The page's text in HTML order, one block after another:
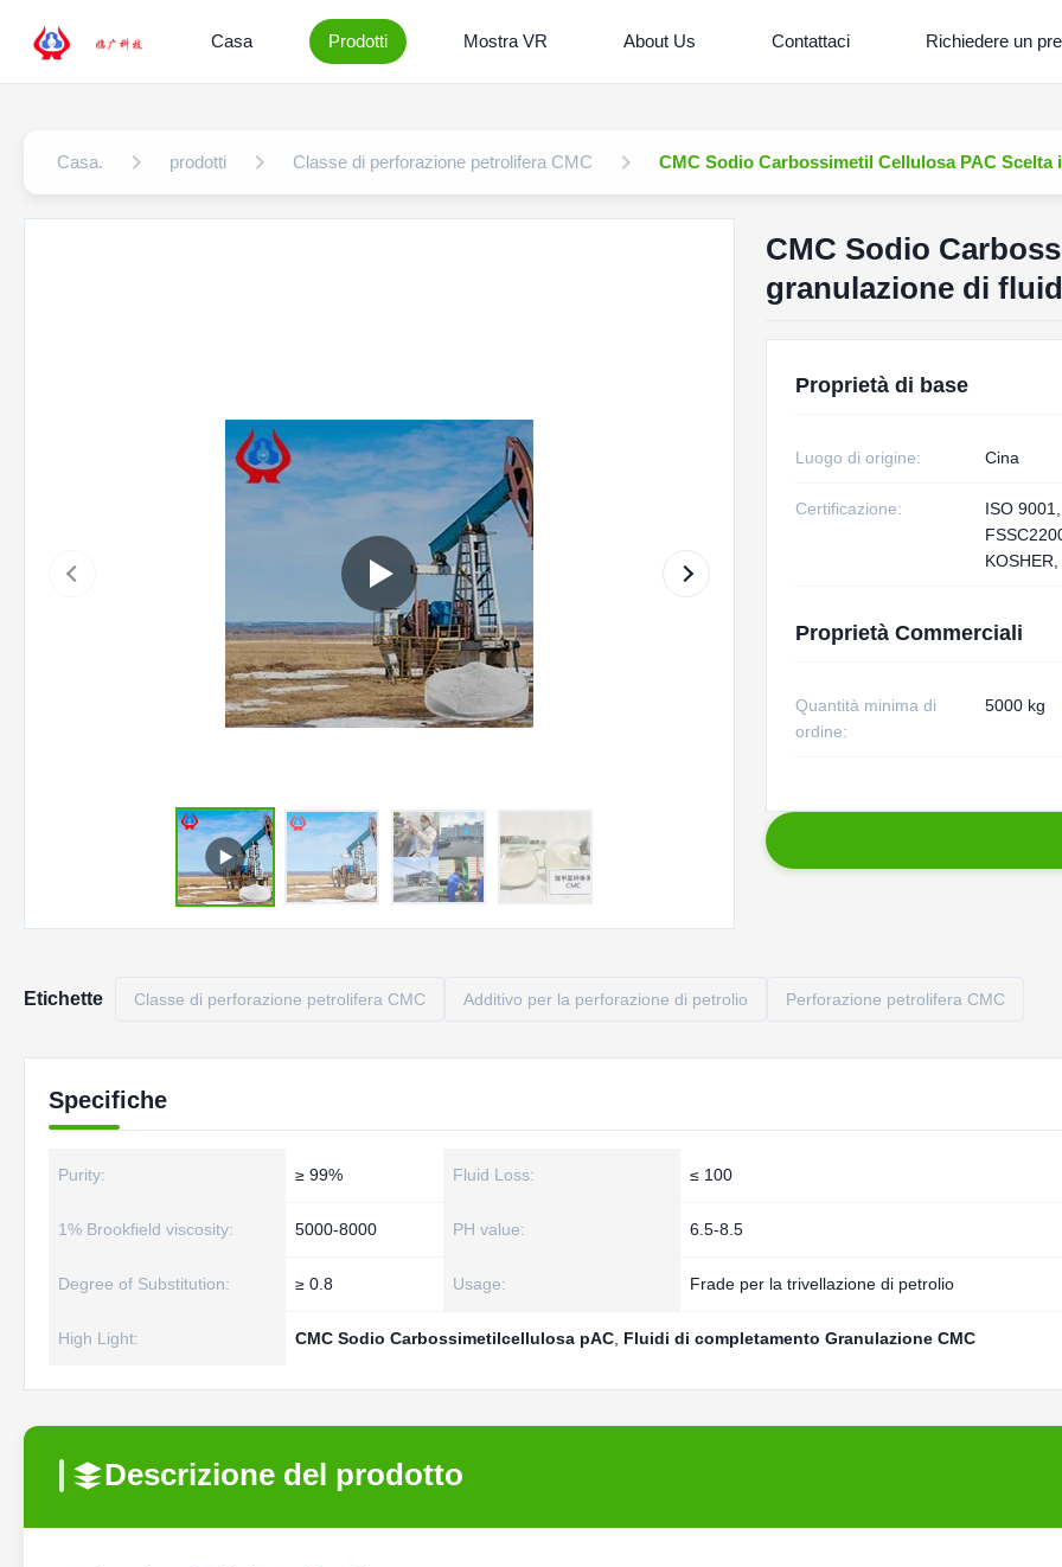
Casa Prodotti Mostra VR About Us Contattaci Richiedere un
Casa. prodotti Classe di perforazione petrolifera CMC CMC Sodio Carbossimetil Cellulosa PAC
CMC Sodio
granulazione di
Proprietà di base
Luogo di origine: Cina
Certificazione:
ISO
Proprietà Commerciali
Quantità minima di
ordine:
5000 kg
Etichette Classe di perforazione petrolifera CMC Additivo per la perforazione di petrolio Perforazione petrolifera CMC
Specifiche
Purity: ≥ 99% Fluid Loss: ≤ 100
1% Brookfield viscosity: 5000-8000 PH value: 6.5-8.5
Degree of Substitution: ≥ 0.8 Usage: Frade per la trivellazione di petrolio
High Light: CMC Sodio Carbossimetilcellulosa pAC Fluidi di completamento Granulazione CMC
Descrizione del prodotto